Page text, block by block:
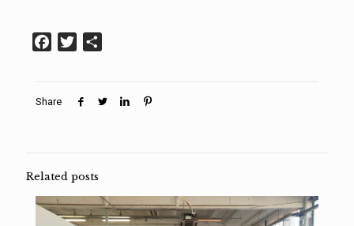
Facebook
Twitter
Share
Related posts